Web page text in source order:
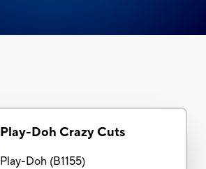
Play-Doh Crazy Cuts
Play-Doh(B1155)